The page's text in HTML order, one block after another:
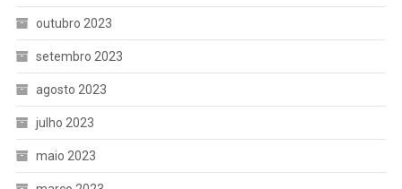
outubro 2023
setembro 2023
agosto 2023
julho 2023
maio 2023